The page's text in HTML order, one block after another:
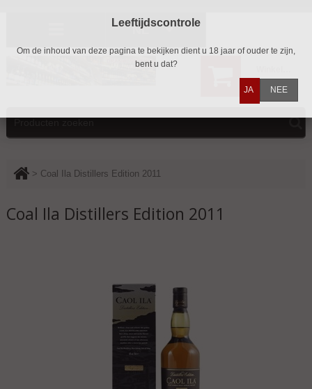
NL
> Coal Ila Distillers Edition 2011
Coal Ila Distillers Edition 2011
Leeftijdscontrole
Om de inhoud van deze pagina te bekijken dient u 18 jaar of ouder te zijn,
bent u dat?
JA NEE